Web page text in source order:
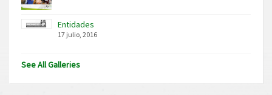
Entidades
17 julio, 2016
See All Galleries